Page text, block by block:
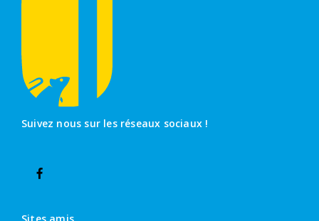
Suivez nous sur les réseaux sociaux !